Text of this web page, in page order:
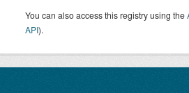
You can also access this registry using the
API).